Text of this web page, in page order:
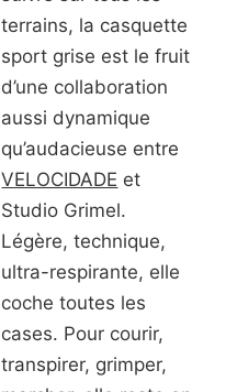
terrains, la casquette
sport grise est le fruit
d’une collaboration
aussi dynamique
qu’audacieuse entre
VELOCIDADE et
Studio Grimel.
Légère, technique,
ultra-respirante, elle
coche toutes les
cases. Pour courir,
transpirer, grimper,